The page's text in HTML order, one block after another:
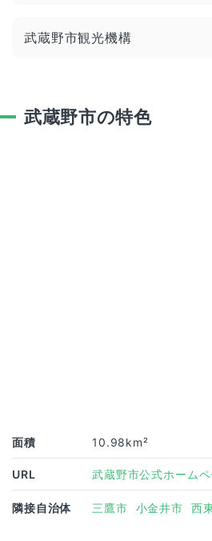
武蔵野市観光機構
武蔵野市の特色
面積 10.98km²
URL 武蔵野市公式ホームペ
隣接自治体 三鷹市 小金井市 西